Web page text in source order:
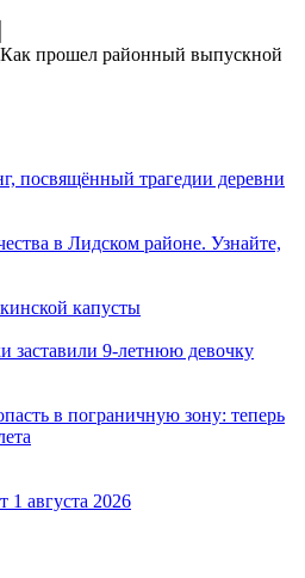
Как прошел районный выпускной
посвящённый трагедии деревни
в Лидском районе. Узнайте,
капусты
9‑летнюю девочку
в пограничную зону: теперь
1 августа 2026